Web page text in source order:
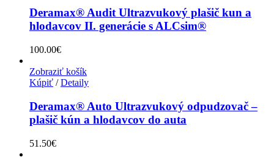
Deramax® Audit Ultrazvukový plašič kun a
hlodavcov II. generácie s ALCsim®
100.00€
Zobraziť košík
Kúpiť / Detaily
Deramax® Auto Ultrazvukový odpudzovač –
plašič kún a hlodavcov do auta
51.50€